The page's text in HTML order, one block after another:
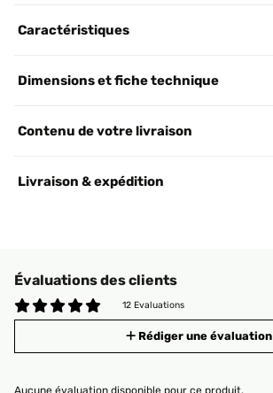
Caractéristiques
Dimensions et fiche technique
Contenu de votre livraison
Livraison & expédition
Évaluations des clients
12 Evaluations
Rédiger une évaluation
Aucune évaluation disponible pour ce produit.